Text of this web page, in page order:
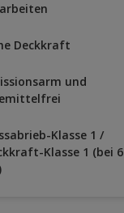
Deckkraft
und
Klasse 1 /
Klasse 1 (bei 6